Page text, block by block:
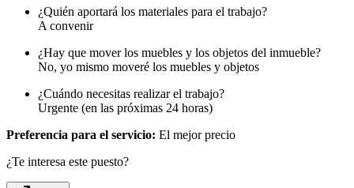
¿Quién aportará los materiales para el trabajo?
A convenir
¿Hay que mover los muebles y los objetos del inmueble?
No, yo mismo moveré los muebles y objetos
¿Cuándo necesitas realizar el trabajo?
Urgente (en las próximas 24 horas)
Preferencia para el servicio: El mejor precio
¿Te interesa este puesto?